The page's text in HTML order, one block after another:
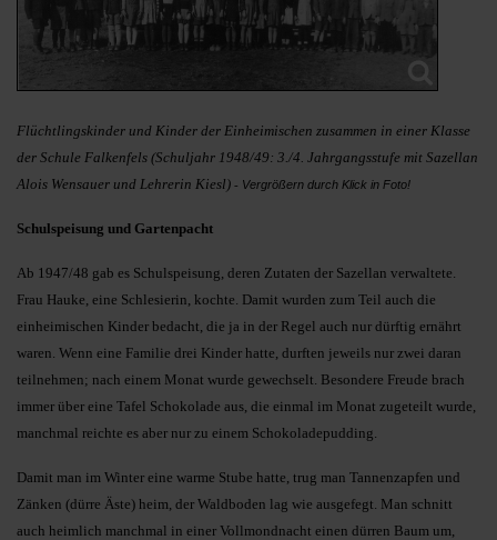
Flüchtlingskinder und Kinder der Einheimischen zusammen in einer Klasse
der Schule Falkenfels (Schuljahr 1948/49: 3./4. Jahrgangsstufe mit Sazellan
Alois Wensauer und Lehrerin Kiesl) - Vergrößern durch Klick in Foto!
Schulspeisung und Gartenpacht
Ab 1947/48 gab es Schulspeisung, deren Zutaten der Sazellan verwaltete.
Frau Hauke, eine Schlesierin, kochte. Damit wurden zum Teil auch die
einheimischen Kinder bedacht, die ja in der Regel auch nur dürftig ernährt
waren. Wenn eine Familie drei Kinder hatte, durften jeweils nur zwei daran
teilnehmen; nach einem Monat wurde gewechselt. Besondere Freude brach
immer über eine Tafel Schokolade aus, die einmal im Monat zugeteilt wurde,
manchmal reichte es aber nur zu einem Schokoladepudding.
Damit man im Winter eine warme Stube hatte, trug man Tannenzapfen und
Zänken (dürre Äste) heim, der Waldboden lag wie ausgefegt. Man schnitt
auch heimlich manchmal in einer Vollmondnacht einen dürren Baum um,